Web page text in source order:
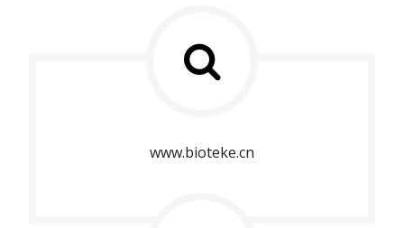
www.bioteke.cn